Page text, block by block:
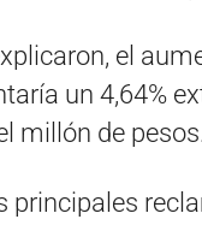
el
un 4,64%
millón de
principales